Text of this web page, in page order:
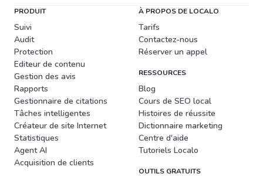
PRODUIT
Suivi
Audit
Protection
Editeur de contenu
Gestion des avis
Rapports
Gestionnaire de citations
Tâches intelligentes
Créateur de site Internet
Statistiques
Agent AI
Acquisition de clients
À PROPOS DE LOCALO
Tarifs
Contactez-nous
Réserver un appel
RESSOURCES
Blog
Cours de SEO local
Histoires de réussite
Dictionnaire marketing
Centre d'aide
Tutoriels Localo
OUTILS GRATUITS